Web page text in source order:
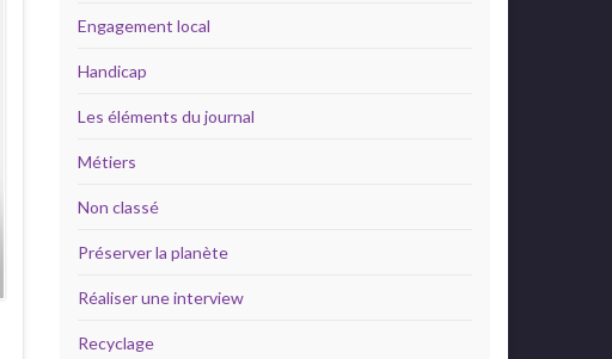
Engagement local
Handicap
Les éléments du journal
Métiers
Non classé
Préserver la planète
Réaliser une interview
Recyclage